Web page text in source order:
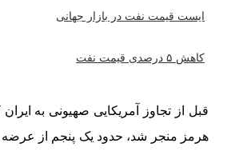
ایست قیمت نفت در بازار جهانی
کاهش ۵ درصدی قیمت نفت
قبل از تجاوز آمریکایی صهیونی به
هرمز منجر شد، حدود یک پنجم از عرضه